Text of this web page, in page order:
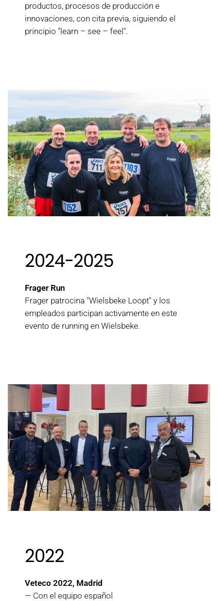
productos, procesos de producción e
innovaciones, con cita previa, siguiendo el
principio "learn – see – feel".
2024-2025
Frager Run
Frager patrocina "Wielsbeke Loopt" y los
empleados participan activamente en este
evento de running en Wielsbeke.
2022
Veteco 2022, Madrid
— Con el equipo español